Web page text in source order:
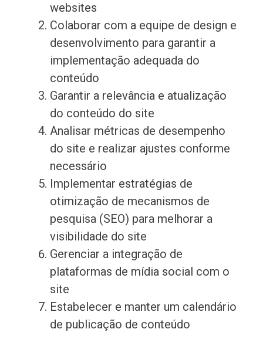
websites
Colaborar com a equipe de design e
desenvolvimento para garantir a
implementação adequada do
conteúdo
Garantir a relevância e atualização
do conteúdo do site
Analisar métricas de desempenho
do site e realizar ajustes conforme
necessário
Implementar estratégias de
otimização de mecanismos de
pesquisa (SEO) para melhorar a
visibilidade do site
Gerenciar a integração de
plataformas de mídia social com o
site
Estabelecer e manter um calendário
de publicação de conteúdo